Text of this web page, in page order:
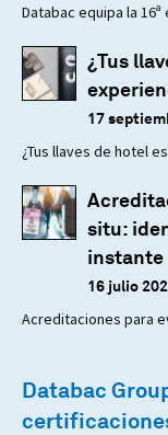
Databac equipa la
¿Tus
17
¿Tus llaves de hotel
situ:
instante
16 julio
Acreditaciones para
Databac